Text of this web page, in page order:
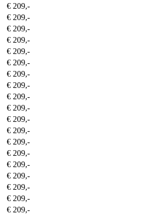
€ 209,-
€ 209,-
€ 209,-
€ 209,-
€ 209,-
€ 209,-
€ 209,-
€ 209,-
€ 209,-
€ 209,-
€ 209,-
€ 209,-
€ 209,-
€ 209,-
€ 209,-
€ 209,-
€ 209,-
€ 209,-
€ 209,-